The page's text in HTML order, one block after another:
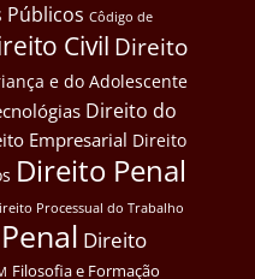
Públicos Côdigo de
Civil Direito
e do Adolescente
Direito do
Empresarial Direito
Direito Penal
Processual do Trabalho
Direito
Filosofia e Formação